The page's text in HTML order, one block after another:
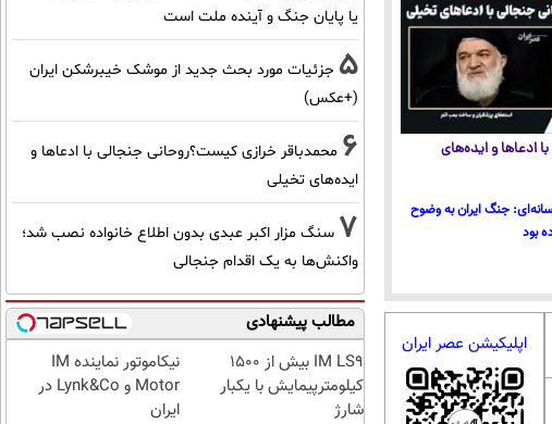
ادعاها و ایده‌های
جنگ ایران به وضوح
بود
اپلیکیشن عصر ایران
یا پایان جنگ و آینده ملت است
5 جزئیات مورد بحث جدید از موشک خیبرشکن ایران
(+عکس)
6 محمدباقر خرازی کیست؟روحانی جنجالی با ادعاها و
ایده‌های تخیلی
7 سنگ مزار اکبر عبدی بدون اطلاع خانواده نصب شد؛
واکنش‌ها به یک اقدام جنجالی
مطالب پیشنهادی
IM LS9 بیش از 1500
کیلومترپیمایش با یکبار
شارژ
نیکاموتور نماینده IM
Motor و Lynk&Co در
ایران